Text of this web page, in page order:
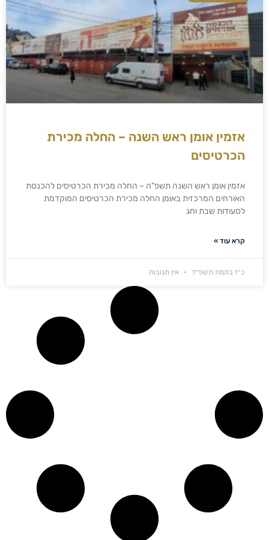
אזמין אומן ראש השנה – החלה מכירת
הכרטיסים
אזמין אומן ראש השנה תשפ"ה – החלה מכירת הכרטיסים להכנסת
האורחים המרכזית באומן החלה מכירת הכרטיסים המוקדמת
לסעודות שבת וחג
קרא עוד »
כ״ז בתמוז תשפ״ד אין תגובות